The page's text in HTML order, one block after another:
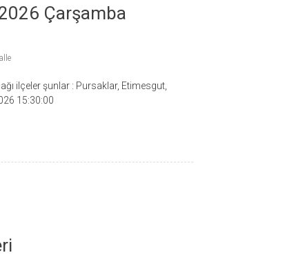
Çarşamba
ilçeler şunlar : Pursaklar, Etimesgut,
15:30:00